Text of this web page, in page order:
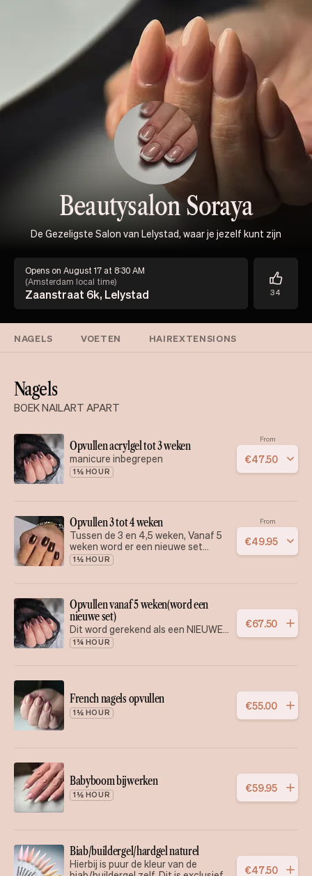
Beautysalon Soraya
De Gezeligste Salon van Lelystad, waar je jezelf kunt zijn
Opens on August 17 at 8:30 AM
(Amsterdam local time)
Zaanstraat 6k, Lelystad 34
NAGELS VOETEN HAIREXTENSIONS
Nagels
BOEK NAILART APART
Opvullen acrylgel tot 3 weken
manicure inbegrepen
1½ HOUR
From
€47.50
Opvullen 3 tot 4 weken
Tussen de 3 en 4,5 weken, Vanaf 5
weken word er een nieuwe set
gerekend. manicure inbegrepen
1½ HOUR
From
€49.95
Opvullen vanaf 5 weken(word een
nieuwe set)
Dit word gerekend als een NIEUWE
set
1¾ HOUR
€67.50
French nagels opvullen
1½ HOUR
€55.00
Babyboom bijwerken
1½ HOUR
€59.95
Biab/buildergel/hardgel naturel
Hierbij is puur de kleur van de
€47.50